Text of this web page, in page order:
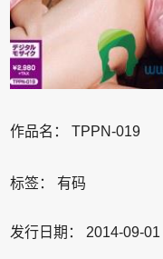
作品名： TPPN-019
标签： 有码
发行日期： 2014-09-01